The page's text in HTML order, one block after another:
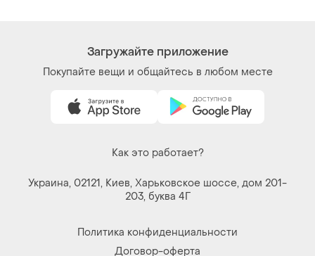
Загружайте приложение
Покупайте вещи и общайтесь в любом месте
Как это работает?
Украина, 02121, Киев, Харьковское шоссе, дом 201-
203, буква 4Г
Политика конфиденциальности
Договор-оферта